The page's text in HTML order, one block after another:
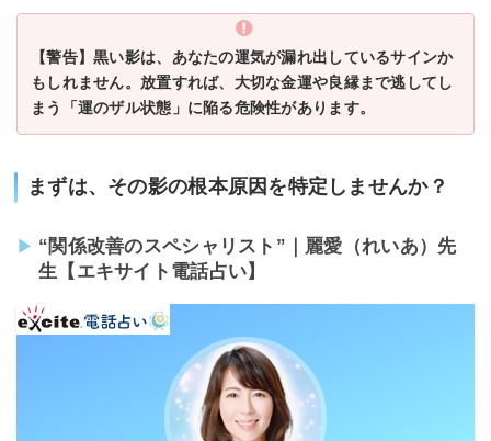
【警告】黒い影は、あなたの運気が漏れ出しているサインか
もしれません。放置すれば、大切な金運や良縁まで逃してし
まう「運のザル状態」に陥る危険性があります。
まずは、その影の根本原因を特定しませんか？
“関係改善のスペシャリスト”｜麗愛（れいあ）先
生【エキサイト電話占い】